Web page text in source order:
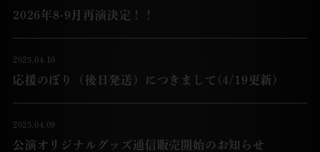
2026年8-9月再演決定！！
2025.04.10
応援のぼり（後日発送）につきまして(4/19更新)
2025.04.09
公演オリジナルグッズ通信販売開始のお知らせ